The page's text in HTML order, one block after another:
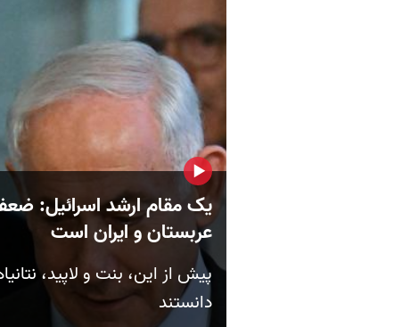
یک مقام ارشد اسرائیل:
عربستان و ایران است
پیش از این، بنت و لاپید،
دانستند